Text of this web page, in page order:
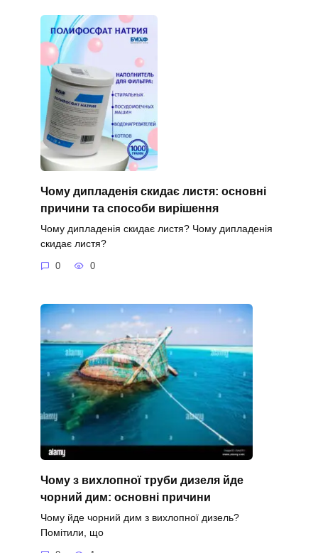
Чому дипладенія скидає листя: основні
причини та способи вирішення
Чому дипладенія скидає листя? Чому дипладенія
скидає листя?
0 0
Чому з вихлопної труби дизеля йде
чорний дим: основні причини
Чому йде чорний дим з вихлопної дизель?
Помітили, що